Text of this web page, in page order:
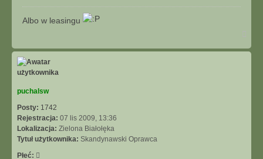
j
o
s
Albo w leasingu
g
puchalsw
Posty: 1742
Rejestracja: 07 lis 2009, 13:36
Lokalizacja: Zielona Białołęka
Tytuł użytkownika: Skandynawski Oprawca
Płeć: